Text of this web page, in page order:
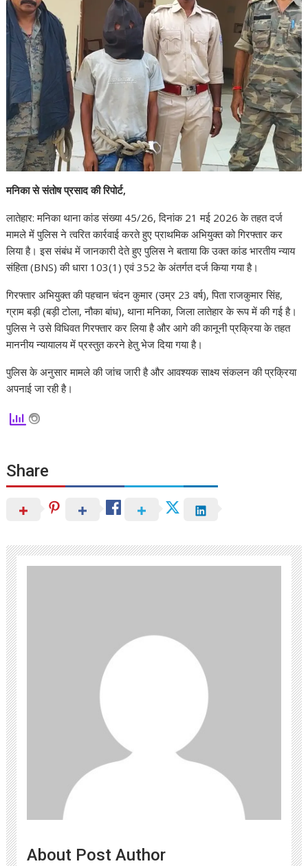
मनिका से संतोष प्रसाद की रिपोर्ट,
लातेहार: मनिका थाना कांड संख्या 45/26, दिनांक 21 मई 2026 के तहत दर्ज
मामले में पुलिस ने त्वरित कार्रवाई करते हुए प्राथमिक अभियुक्त को गिरफ्तार कर
लिया है। इस संबंध में जानकारी देते हुए पुलिस ने बताया कि उक्त कांड भारतीय न्याय
संहिता (BNS) की धारा 103(1) एवं 352 के अंतर्गत दर्ज किया गया है।
गिरफ्तार अभियुक्त की पहचान चंदन कुमार (उम्र 23 वर्ष), पिता राजकुमार सिंह,
ग्राम बड़ी (बड़ी टोला, नौका बांध), थाना मनिका, जिला लातेहार के रूप में की गई है।
पुलिस ने उसे विधिवत गिरफ्तार कर लिया है और आगे की कानूनी प्रक्रिया के तहत
माननीय न्यायालय में प्रस्तुत करने हेतु भेज दिया गया है।
पुलिस के अनुसार मामले की जांच जारी है और आवश्यक साक्ष्य संकलन की प्रक्रिया
अपनाई जा रही है।
Share
About Post Author